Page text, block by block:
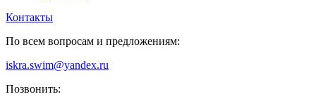
Контакты
По всем вопросам и предложениям:
iskra.swim@yandex.ru
Позвонить: